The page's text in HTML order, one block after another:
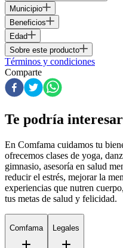
Municipio
Beneficios
Edad
Sobre este producto
Términos y condiciones
Comparte
Te podría interesar
En Comfama cuidamos tu
ofrecemos clases de yoga,
gimnasio, asesoría en salud
reducir el estrés, mejorar la
experiencias que nutren
tus metas de salud y felicidad.
Comfama Legales